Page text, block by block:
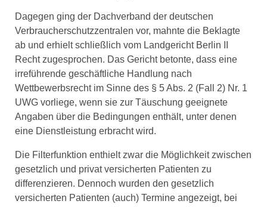
Dagegen ging der Dachverband der deutschen
Verbraucherschutzzentralen vor, mahnte die Beklagte
ab und erhielt schließlich vom Landgericht Berlin II
Recht zugesprochen. Das Gericht betonte, dass eine
irreführende geschäftliche Handlung nach
Wettbewerbsrecht im Sinne des § 5 Abs. 2 (Fall 2) Nr. 1
UWG vorliege, wenn sie zur Täuschung geeignete
Angaben über die Bedingungen enthält, unter denen
eine Dienstleistung erbracht wird.
Die Filterfunktion enthielt zwar die Möglichkeit zwischen
gesetzlich und privat versicherten Patienten zu
differenzieren. Dennoch wurden den gesetzlich
versicherten Patienten (auch) Termine angezeigt, bei